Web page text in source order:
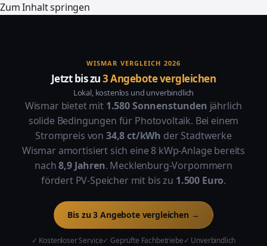
Zum Inhalt springen
WISMAR VERGLEICH 2026
Jetzt bis zu3 Angebote vergleichen
Lokal, kostenlos und unverbindlich
Wismar bietet mit 1.580 Sonnenstunden jährlich
solide Bedingungen für Photovoltaik. Bei einem
Strompreis von 34,8 ct/kWh der Stadtwerke
Wismar amortisiert sich eine 8 kWp-Anlage bereits
nach8,9 Jahren. Mecklenburg-Vorpommern
fördert PV-Speicher mit bis zu 1.500 Euro.
Bis zu 3 Angebote vergleichen →
✓ Kostenloser Service✓ Geprüfte Fachbetriebe✓ Unverbindlich